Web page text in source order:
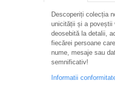
Descoperiți colecția
unicității și a poveștii
deosebită la detalii,
fiecărei persoane
nume, mesaje sau
semnificativ!
Informatii